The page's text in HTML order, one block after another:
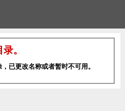
。
已更改名称或者暂时不可用。